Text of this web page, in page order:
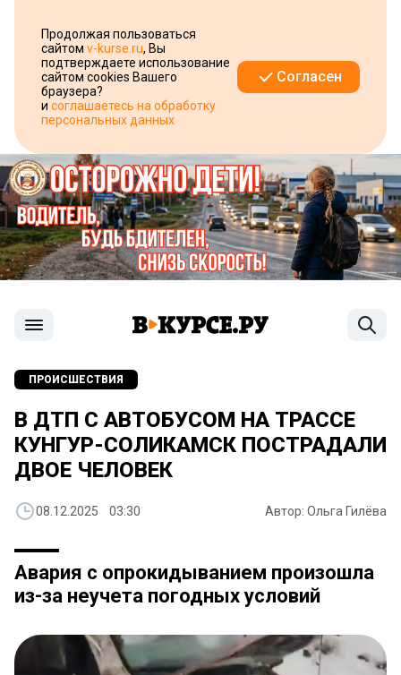
Продолжая пользоваться
сайтом v-kurse.ru, Вы
подтверждаете использование
сайтом cookies Вашего
браузера?
и соглашаетесь на обработку
персональных данных
Согласен
ПРОИСШЕСТВИЯ
В ДТП С АВТОБУСОМ НА ТРАССЕ
КУНГУР-СОЛИКАМСК ПОСТРАДАЛИ
ДВОЕ ЧЕЛОВЕК
08.12.2025 03:30 Автор: Ольга Гилёва
Авария с опрокидыванием произошла
из-за неучета погодных условий